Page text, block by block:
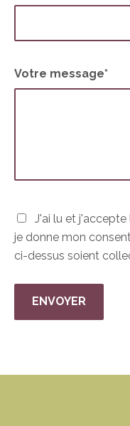
Votre message*
J'ai lu et
je donne mon
ci-dessus soient